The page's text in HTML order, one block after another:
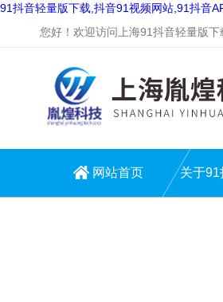
91抖音轻量版下载,抖音91视频网站,91抖音
您好！欢迎访问上海91抖音轻量版下
网站首页 关于91